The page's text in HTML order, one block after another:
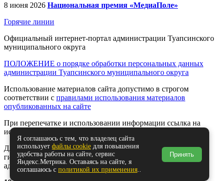
8 июня 2026 Национальная премия «МедиаПоле»
Горячие линии
Официальный интернет-портал администрации Туапсинского
муниципального округа
ПОЛОЖЕНИЕ о порядке обработки персональных данных
администрации Туапсинского муниципального округа
Использование материалов сайта допустимо в строгом
соответствии с правилами использования материалов
опубликованных на сайте
При перепечатке и использовании информации ссылка на
источник обязательна.
Для сайтов и страниц сети Интернет обязательна активная
гиперссылка на официальный интернет-портал
администрации Туапсинского муниципального округа.
Я соглашаюсь с тем, что владелец сайта
использует файлы cookie для повышения
удобства работы на сайте, сервис
Яндекс.Метрика. Оставаясь на сайте, я
соглашаюсь с политикой их применения..
Принять